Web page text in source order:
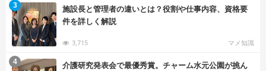
施設長と管理者の違いとは？役割や仕事内容、資格要
件を詳しく解説
3,715 マメ知識
3
介護研究発表会で最優秀賞。チャーム水元公園が挑ん
4